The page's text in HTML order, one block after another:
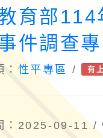
育部114
件調查
試辦實
性平專區 / 有
：2025-09-11 /